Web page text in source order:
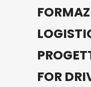
FOR